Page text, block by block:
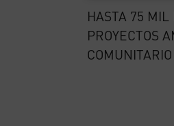
HASTA 75 MIL
PROYECTOS
COMUNITARIO